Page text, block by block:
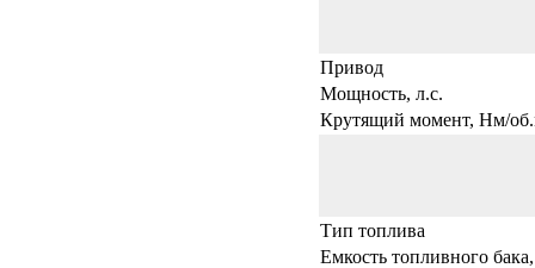
Привод
Мощность, л.с.
Крутящий момент, Нм/
Тип топлива
Емкость топливного